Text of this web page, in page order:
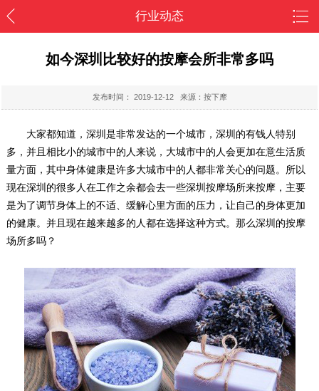
行业动态
如今深圳比较好的按摩会所非常多吗
发布时间： 2019-12-12来源：按下摩
大家都知道，深圳是非常发达的一个城市，深圳的有钱人特别
多，并且相比小的城市中的人来说，大城市中的人会更加在意生活质
量方面，其中身体健康是许多大城市中的人都非常关心的问题。所以
现在深圳的很多人在工作之余都会去一些深圳按摩场所来按摩，主要
是为了调节身体上的不适、缓解心里方面的压力，让自己的身体更加
的健康。并且现在越来越多的人都在选择这种方式。那么深圳的按摩
场所多吗？